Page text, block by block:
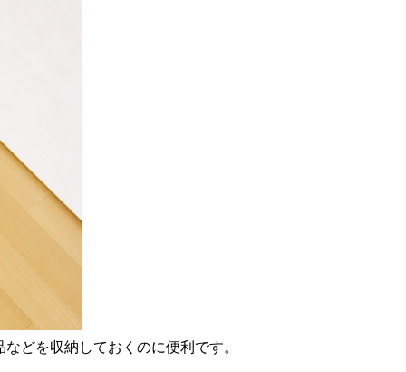
どを収納しておくのに便利です。